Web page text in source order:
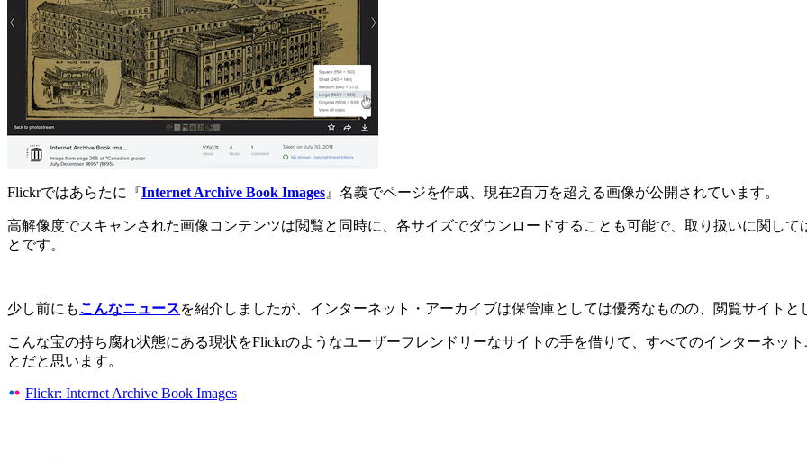
Flickrではあらたに『Internet Archive Book Images 』名義でページを作成、現在2百万を超える画像が公開されています。
高解像度でスキャンされた画像コンテンツは閲覧と同時に、各サイズでダウンロードすることも可能で、取り扱いに関し
とです。
少し前にもこんなニュースを紹介しましたが、インターネット・アーカイブは保管庫としては優秀なものの、閲覧サイト
こんな宝の持ち腐れ状態にある現状をFlickrのようなユーザーフレンドリーなサイトの手を借りて、すべてのインターネッ
とだと思います。
Flickr: Internet Archive Book Images